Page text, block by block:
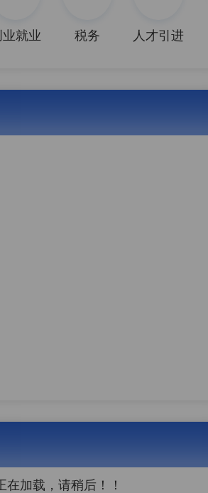
业就业 税务 人才引进
在加载，请稍后！！